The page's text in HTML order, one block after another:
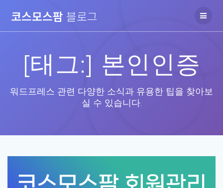
코스모스팜 블로그
[태그:] 본인인증
워드프레스 관련 다양한 소식과 유용한 팁을 찾아보
실 수 있습니다.